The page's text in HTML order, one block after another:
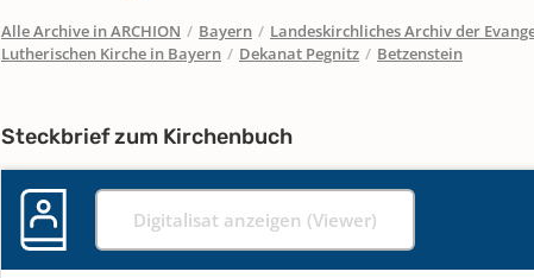
Alle Archive in ARCHION / Bayern / Landeskirchliches Archiv der
Lutherischen Kirche in Bayern / Dekanat Pegnitz / Betzenstein
Steckbrief zum Kirchenbuch
Digitalisat anzeigen (Viewer)